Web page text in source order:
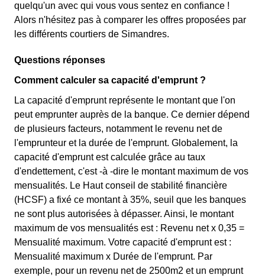
quelqu'un avec qui vous vous sentez en confiance !
Alors n'hésitez pas à comparer les offres proposées par
les différents courtiers de Simandres.
Questions réponses
Comment calculer sa capacité d'emprunt ?
La capacité d'emprunt représente le montant que l'on
peut emprunter auprès de la banque. Ce dernier dépend
de plusieurs facteurs, notamment le revenu net de
l'emprunteur et la durée de l'emprunt. Globalement, la
capacité d'emprunt est calculée grâce au taux
d'endettement, c'est -à -dire le montant maximum de vos
mensualités. Le Haut conseil de stabilité financière
(HCSF) a fixé ce montant à 35%, seuil que les banques
ne sont plus autorisées à dépasser. Ainsi, le montant
maximum de vos mensualités est : Revenu net x 0,35 =
Mensualité maximum. Votre capacité d'emprunt est :
Mensualité maximum x Durée de l'emprunt. Par
exemple, pour un revenu net de 2500m2 et un emprunt